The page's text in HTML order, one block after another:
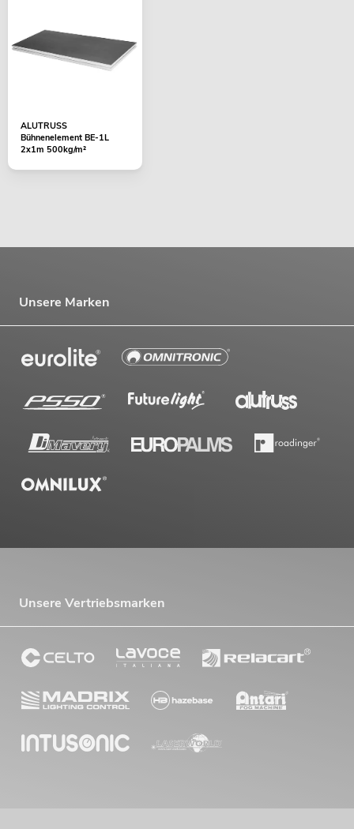
ALUTRUSS
Bühnenelement BE-1L
2x1m 500kg/m²
Unsere Marken
Unsere Vertriebsmarken